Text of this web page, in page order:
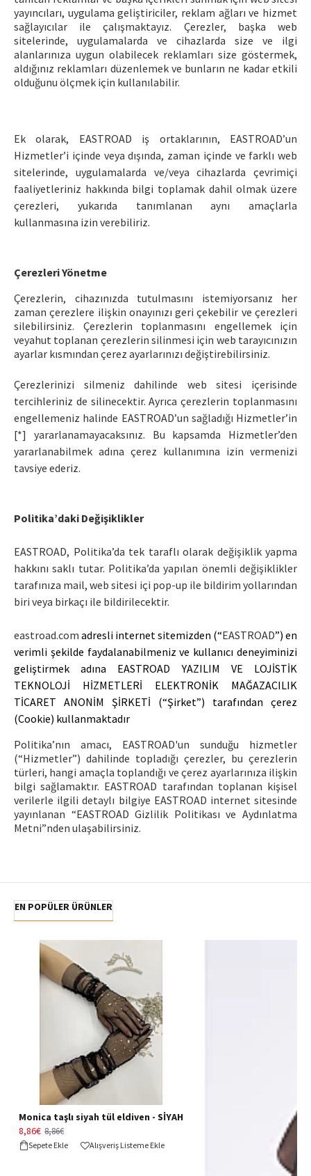
yayıncıları, uygulama geliştiriciler, reklam ağları ve hizmet
sağlayıcılar ile çalışmaktayız. Çerezler, başka web
sitelerinde, uygulamalarda ve cihazlarda size ve ilgi
alanlarınıza uygun olabilecek reklamları size göstermek,
aldığınız reklamları düzenlemek ve bunların ne kadar etkili
olduğunu ölçmek için kullanılabilir.
Ek olarak, EASTROAD iş ortaklarının, EASTROAD’un
Hizmetler’i içinde veya dışında, zaman içinde ve farklı web
sitelerinde, uygulamalarda ve/veya cihazlarda çevrimiçi
faaliyetleriniz hakkında bilgi toplamak dahil olmak üzere
çerezleri, yukarıda tanımlanan aynı amaçlarla
kullanmasına izin verebiliriz.
Çerezleri Yönetme
Çerezlerin, cihazınızda tutulmasını istemiyorsanız her
zaman çerezlere ilişkin onayınızı geri çekebilir ve çerezleri
silebilirsiniz. Çerezlerin toplanmasını engellemek için
veyahut toplanan çerezlerin silinmesi için web tarayıcınızın
ayarlar kısmından çerez ayarlarınızı değiştirebilirsiniz.
Çerezlerinizi silmeniz dahilinde web sitesi içerisinde
tercihleriniz de silinecektir. Ayrıca çerezlerin toplanmasını
engellemeniz halinde EASTROAD’un sağladığı Hizmetler’in
[*] yararlanamayacaksınız. Bu kapsamda Hizmetler’den
yararlanabilmek adına çerez kullanımına izin vermenizi
tavsiye ederiz.
Politika’daki Değişiklikler
EASTROAD, Politika’da tek taraflı olarak değişiklik yapma
hakkını saklı tutar. Politika’da yapılan önemli değişiklikler
tarafınıza mail, web sitesi içi pop-up ile bildirim yollarından
biri veya birkaçı ile bildirilecektir.
eastroad.com adresli internet sitemizden (“EASTROAD”) en
verimli şekilde faydalanabilmeniz ve kullanıcı deneyiminizi
geliştirmek adına EASTROAD YAZILIM VE LOJİSTİK
TEKNOLOJİ HİZMETLERİ ELEKTRONİK MAĞAZACILIK
TİCARET ANONİM ŞİRKETİ (“Şirket”) tarafından çerez
(Cookie) kullanmaktadır
Politika’nın amacı, EASTROAD'un sunduğu hizmetler
(“Hizmetler”) dahilinde topladığı çerezler, bu çerezlerin
türleri, hangi amaçla toplandığı ve çerez ayarlarınıza ilişkin
bilgi sağlamaktır. EASTROAD tarafından toplanan kişisel
verilerle ilgili detaylı bilgiye EASTROAD internet sitesinde
yayınlanan “EASTROAD Gizlilik Politikası ve Aydınlatma
Metni”nden ulaşabilirsiniz.
EN POPÜLER ÜRÜNLER
Monica taşlı siyah tül eldiven - SİYAH
8,86€ 8,86€
Sepete Ekle Alışveriş Listeme Ekle